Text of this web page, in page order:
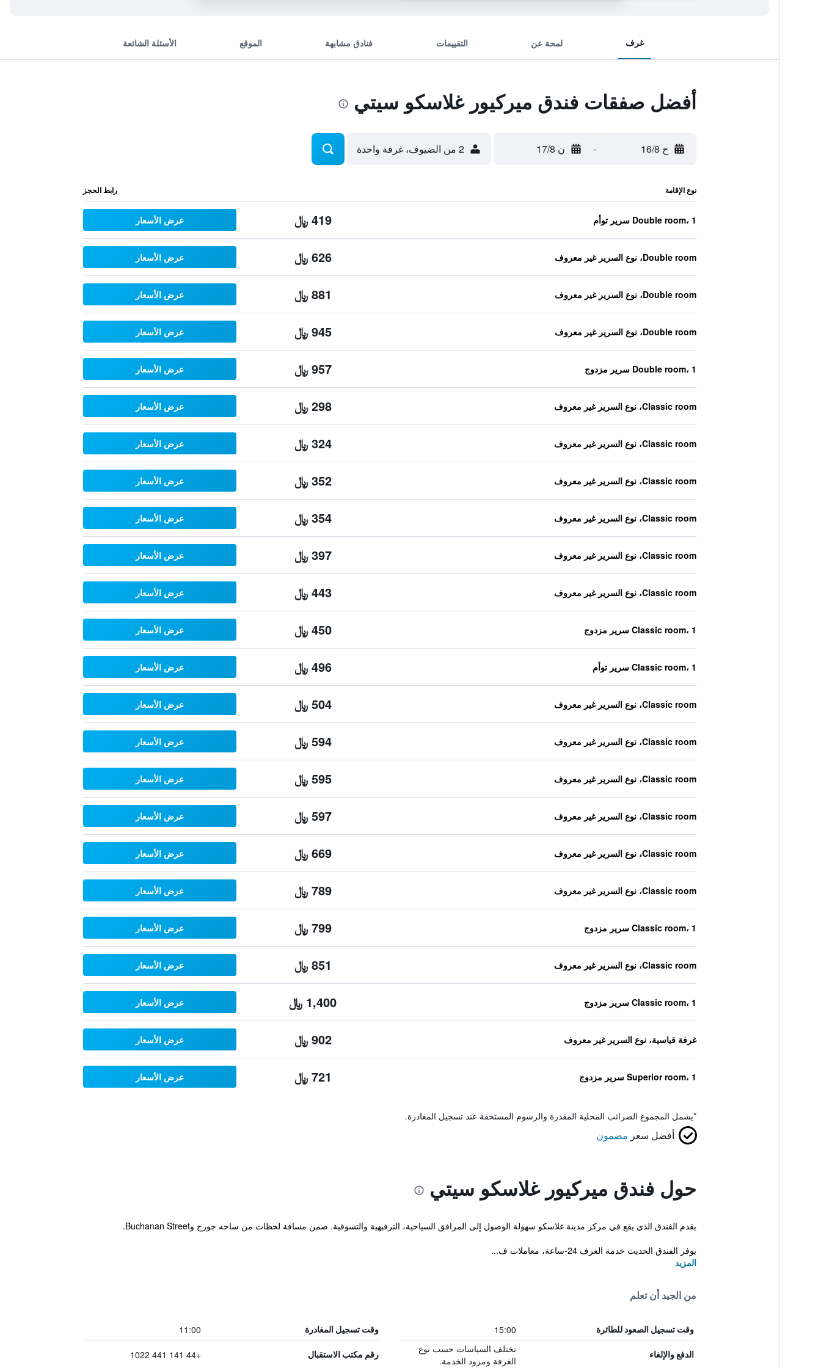
غرف لمحة عن التقييمات فنادق مشابهة الموقع الأسئلة الشائعة
أفضل صفقات فندق ميركيور غلاسكو سيتي
ح 16/8 - ن 17/8 2 من الضيوف، غرفة واحدة
نوع الإقامة رابط الحجز
Double room، 1 سرير توأم 419 ﷼ عرض الأسعار
Double room، نوع السرير غير معروف 626 ﷼ عرض الأسعار
Double room، نوع السرير غير معروف 881 ﷼ عرض الأسعار
Double room، نوع السرير غير معروف 945 ﷼ عرض الأسعار
Double room، 1 سرير مزدوج 957 ﷼ عرض الأسعار
Classic room، نوع السرير غير معروف 298 ﷼ عرض الأسعار
Classic room، نوع السرير غير معروف 324 ﷼ عرض الأسعار
Classic room، نوع السرير غير معروف 352 ﷼ عرض الأسعار
Classic room، نوع السرير غير معروف 354 ﷼ عرض الأسعار
Classic room، نوع السرير غير معروف 397 ﷼ عرض الأسعار
Classic room، نوع السرير غير معروف 443 ﷼ عرض الأسعار
Classic room، 1 سرير مزدوج 450 ﷼ عرض الأسعار
Classic room، 1 سرير توأم 496 ﷼ عرض الأسعار
Classic room، نوع السرير غير معروف 504 ﷼ عرض الأسعار
Classic room، نوع السرير غير معروف 594 ﷼ عرض الأسعار
Classic room، نوع السرير غير معروف 595 ﷼ عرض الأسعار
Classic room، نوع السرير غير معروف 597 ﷼ عرض الأسعار
Classic room، نوع السرير غير معروف 669 ﷼ عرض الأسعار
Classic room، نوع السرير غير معروف 789 ﷼ عرض الأسعار
Classic room، 1 سرير مزدوج 799 ﷼ عرض الأسعار
Classic room، نوع السرير غير معروف 851 ﷼ عرض الأسعار
Classic room، 1 سرير مزدوج 1,400 ﷼ عرض الأسعار
غرفة قياسية، نوع السرير غير معروف 902 ﷼ عرض الأسعار
Superior room، 1 سرير مزدوج 721 ﷼ عرض الأسعار
*يشمل المجموع الضرائب المحلية المقدرة والرسوم المستحقة عند تسجيل المغادرة.
أفضل سعر مضمون
حول فندق ميركيور غلاسكو سيتي
يقدم الفندق الذي يقع في مركز مدينة غلاسكو سهولة الوصول إلى المرافق السياحية، الترفيهية والتسوقية. ضمن مسافة لحظات من ساحه جورج وBuchanan Street.
يوفر الفندق الحديث خدمة الغرف 24-ساعة، معاملات ف...
المزيد
من الجيد أن تعلم
وقت تسجيل الصعود للطائرة 15:00 وقت تسجيل المغادرة 11:00
الدفع والإلغاء
تختلف السياسات حسب نوع
الغرفة ومزود الخدمة.
رقم مكتب الاستقبال +44 141 441 1022